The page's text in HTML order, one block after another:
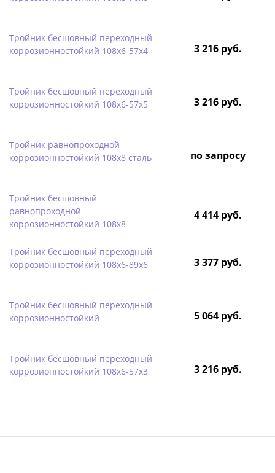
Тройник бесшовный переходный
коррозионностойкий 108х6-57х4
3 216 руб.
Тройник бесшовный переходный
коррозионностойкий 108х6-57х5
3 216 руб.
Тройник равнопроходной
коррозионностойкий 108х8 сталь
по запросу
Тройник бесшовный
равнопроходной
коррозионностойкий 108х8
4 414 руб.
Тройник бесшовный переходный
коррозионностойкий 108х6-89х6
3 377 руб.
Тройник бесшовный переходный
коррозионностойкий
5 064 руб.
Тройник бесшовный переходный
коррозионностойкий 108х6-57х3
3 216 руб.